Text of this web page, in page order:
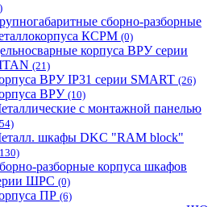
сборно-разборные
КСРМ (0)
корпуса ВРУ серии
(21)
ВРУ IP31 серии SMART (26)
ВРУ(10)
с монтажной панелью
шкафы DKC "RAM block"
разборные корпуса шкафов
ШРС (0)
ПР (6)